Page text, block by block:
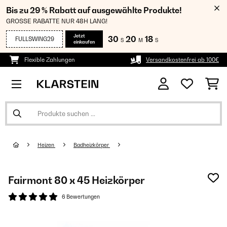
Bis zu 29 % Rabatt auf ausgewählte Produkte!
GROSSE RABATTE NUR 48H LANG!
FULLSWING29
Jetzt
einkaufen
30 S 20 M 18 S
Flexible Zahlungen Versandkostenfrei ab 100€
Heizen Badheizkörper
Fairmont 80 x 45 Heizkörper
6 Bewertungen